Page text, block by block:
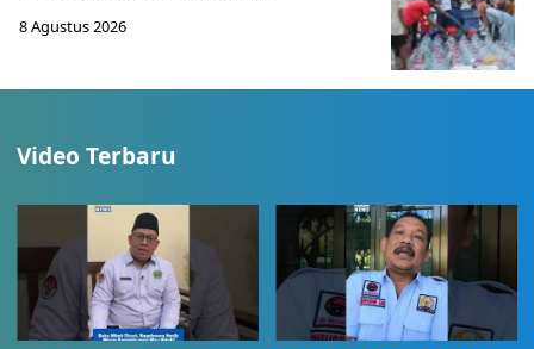
8 Agustus 2026
Video Terbaru